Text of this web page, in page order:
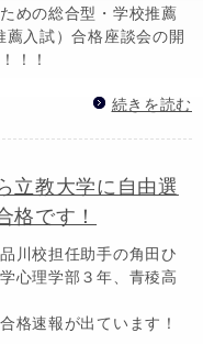
めの総合型・学校推薦
薦入試）合格座談会の開
！！
続きを読む
立教大学に自由選
格です！
川校担任助手の角田ひ
心理学部３年、青稜高
格速報が出ています！